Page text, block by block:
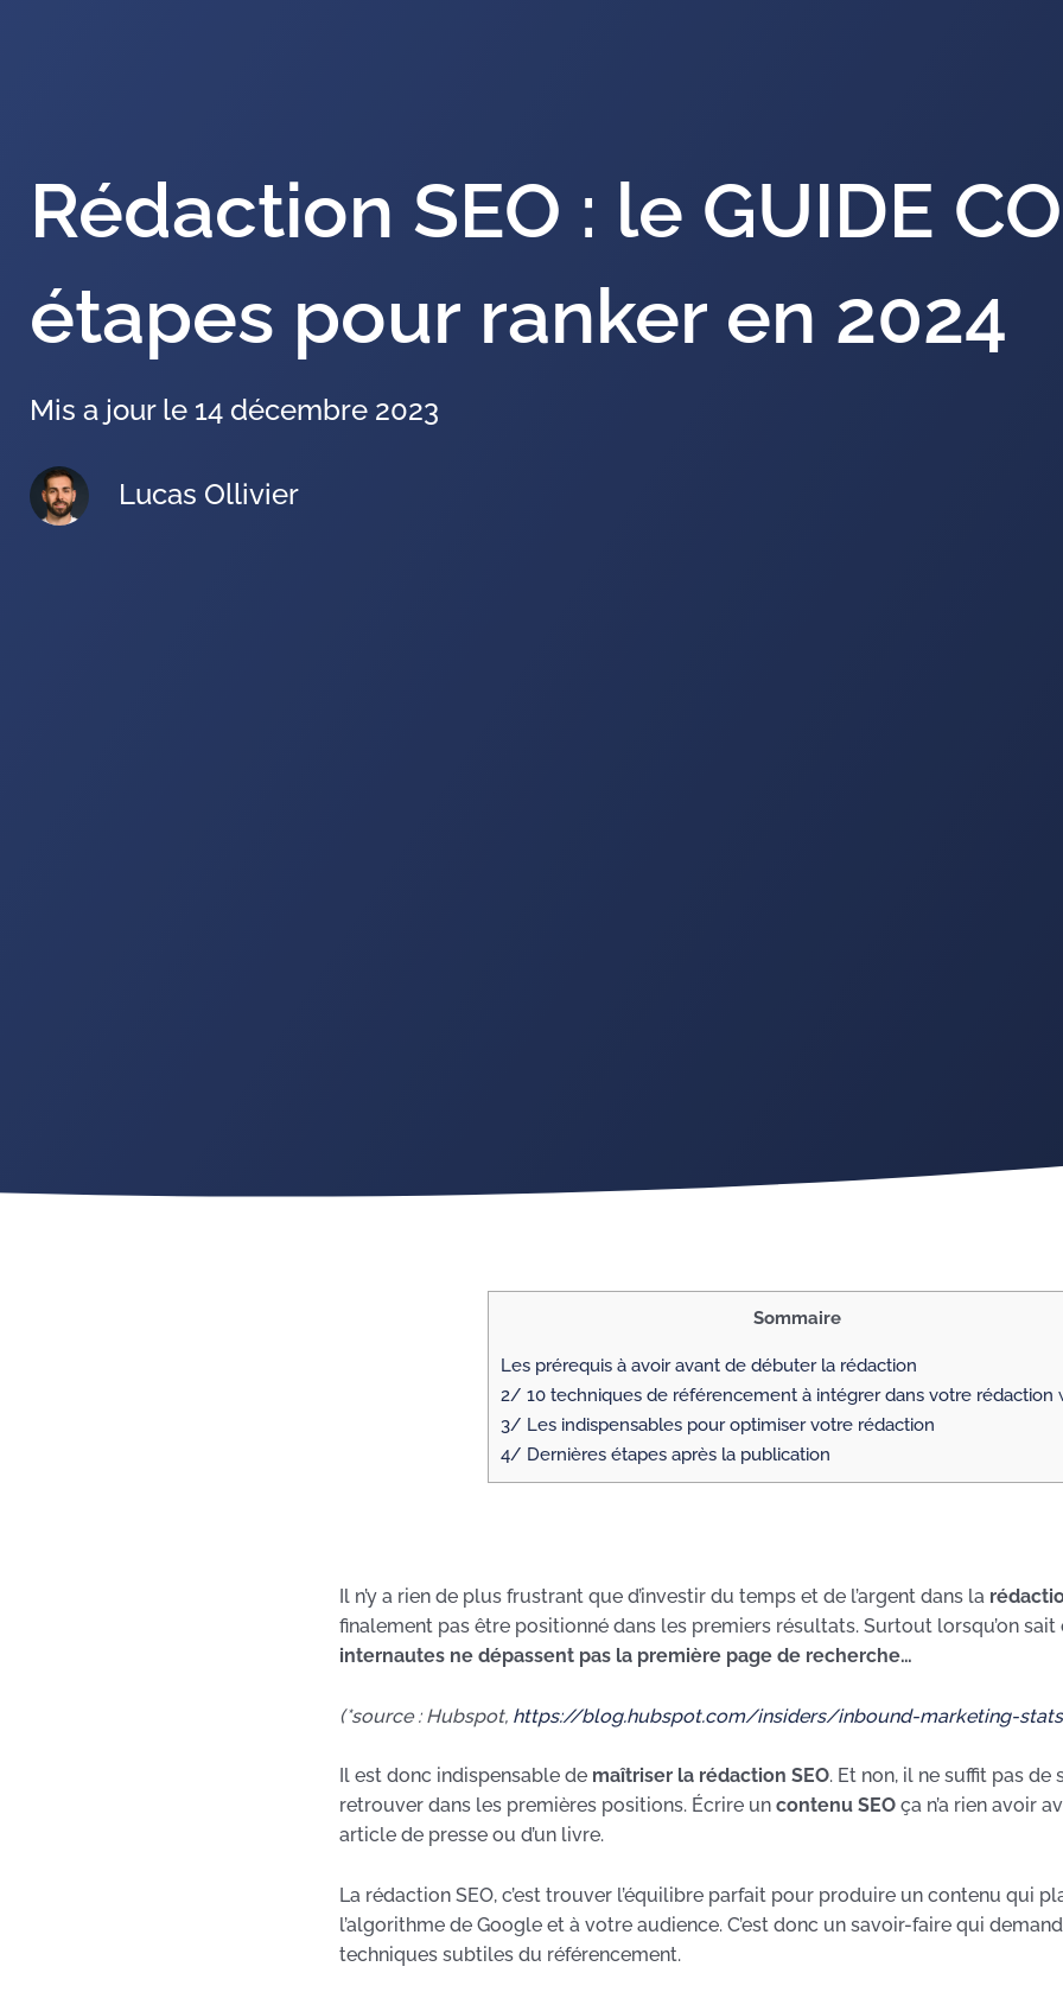
Rédaction SEO : le GUIDE
étapes pour ranker en 2024
Mis a jour le 14 décembre 2023
Lucas Ollivier
Sommaire
Les prérequis à avoir avant de débuter la rédaction
2/ 10 techniques de référencement à intégrer dans votre rédaction
3/ Les indispensables pour optimiser votre rédaction
4/ Dernières étapes après la publication
Il n’y a rien de plus frustrant que d’investir du temps et de l’argent dans la
finalement pas être positionné dans les premiers résultats. Surtout lorsqu’on
internautes ne dépassent pas la première page de recherche…
(*source : Hubspot, https://blog.hubspot.com/insiders/inbound-marketing-stats
Il est donc indispensable de maîtriser la rédaction SEO. Et non, il ne suffit pas
retrouver dans les premières positions. Écrire un contenu SEO ça n’a rien avoir
article de presse ou d’un livre.
La rédaction SEO, c’est trouver l’équilibre parfait pour produire un contenu qui
l’algorithme de Google et à votre audience. C’est donc un savoir-faire qui
techniques subtiles du référencement.